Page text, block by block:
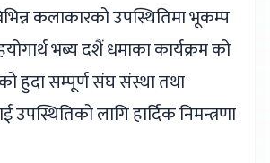
कलाकारको उपस्थितिमा भूकम्प
भब्य दशैं धमाका कार्यक्रम को
हुदा सम्पूर्ण संघ संस्था तथा
लागि हार्दिक निमन्त्रणा